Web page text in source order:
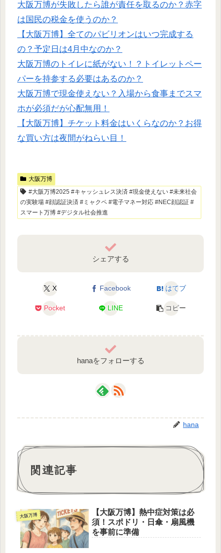
大阪万博が失敗したら誰が責任を取るのか？赤字
は国民の税金を使うのか？
【大阪万博】全てのパビリオンはいつ完成する
の？予定日は4月中なのか？
大阪万博のトイレに紙がない！？トイレットペー
パーを持参する必要はあるのか？
大阪万博で現金使えない？入場から食事までスマ
ホが必須だが心配無用！
【大阪万博】チケット料金はいくらなのか？お得
な買い方は夜間がねらい目！
大阪万博
#大阪万博2025 #キャッシュレス決済 #現金使えない #未来社会
の実験場 #顔認証決済 #ミャクペ #電子マネー対応 #NEC顔認証 #
スマート万博 #デジタル社会推進
シェアする
X Facebook はてブ
Pocket LINE コピー
hanaをフォローする
hana
関連記事
大阪万博
【大阪万博】熱中症対策は必
須！スポドリ・日傘・扇風機
を事前に準備